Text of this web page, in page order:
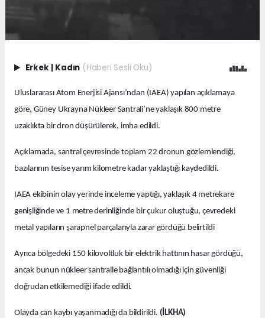
Erkek | Kadın (Haberi Sesli Oku)
Uluslararası Atom Enerjisi Ajansı’ndan (IAEA) yapılan açıklamaya
göre, Güney Ukrayna Nükleer Santrali’ne yaklaşık 800 metre
uzaklıkta bir dron düşürülerek, imha edildi.
Açıklamada, santral çevresinde toplam 22 dronun gözlemlendiği,
bazılarının tesise yarım kilometre kadar yaklaştığı kaydedildi.
IAEA ekibinin olay yerinde inceleme yaptığı, yaklaşık 4 metrekare
genişliğinde ve 1 metre derinliğinde bir çukur oluştuğu, çevredeki
metal yapıların şarapnel parçalarıyla zarar gördüğü belirtildi
Ayrıca bölgedeki 150 kilovoltluk bir elektrik hattının hasar gördüğü,
ancak bunun nükleer santralle bağlantılı olmadığı için güvenliği
doğrudan etkilemediği ifade edildi.
Olayda can kaybı yaşanmadığı da bildirildi. (İLKHA)